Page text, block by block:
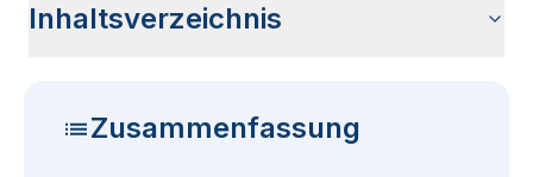
Inhaltsverzeichnis
Zusammenfassung